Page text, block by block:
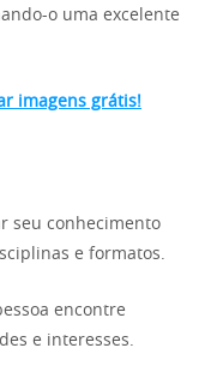
o uma excelente
imagens grátis!
seu conhecimento
e formatos.
encontre
e interesses.